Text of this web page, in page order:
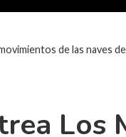
de las naves
Los